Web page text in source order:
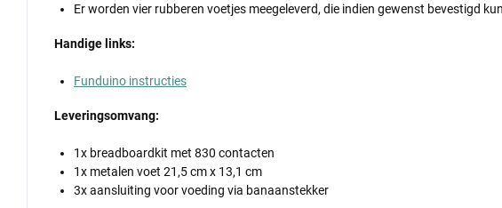
Er worden vier rubberen voetjes meegeleverd, die indien gewenst bevestigd
Handige links:
Funduino instructies
Leveringsomvang:
1x breadboardkit met 830 contacten
1x metalen voet 21,5 cm x 13,1 cm
3x aansluiting voor voeding via banaanstekker